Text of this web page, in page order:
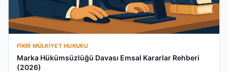
FIKRI MÜLKIYET HUKUKU
Marka Hükümsüzlüğü Davası Emsal Kararlar Rehberi
(2026)